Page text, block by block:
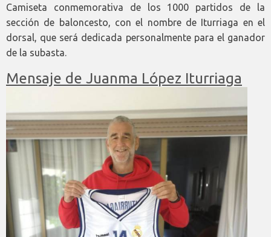
Camiseta conmemorativa de los 1000 partidos de la
sección de baloncesto, con el nombre de Iturriaga en el
dorsal, que será dedicada personalmente para el ganador
de la subasta.
Mensaje de Juanma López Iturriaga